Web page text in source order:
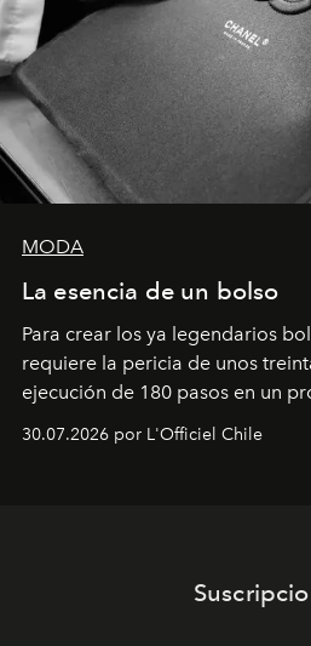
MODA
La esencia de un bolso
Para crear los ya legendarios
requiere la pericia de unos
ejecución de 180 pasos en un
semanas. Los expertos ponen
que se enseña solamente en la
30.07.2026 por L'Officiel Chile